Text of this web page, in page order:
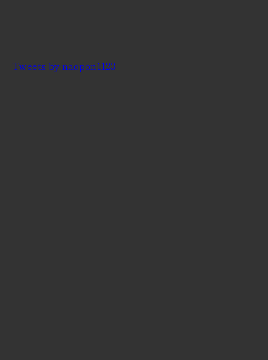
Tweets by naopon1123